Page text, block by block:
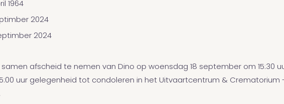
1964
2024
2024
afscheid te nemen van Dino op woensdag 18 september om 15:30
uur gelegenheid tot condoleren in het Uitvaartcentrum & Crematorium